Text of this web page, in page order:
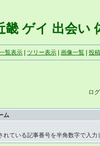
畿 ゲイ 出会い
覧表示 ツリー表示 画像一覧 投
ロ
ム
れている記事番号を半角数字で入力